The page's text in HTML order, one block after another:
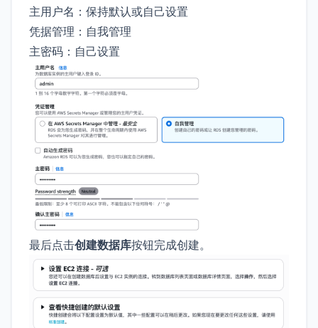
主用户名：保持默认或自己设置
凭据管理：自我管理
主密码：自己设置
最后点击创建数据库按钮完成创建。